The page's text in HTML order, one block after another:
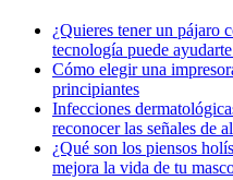
¿Quieres tener un pájaro
tecnología puede
Cómo elegir una
principiantes
Infecciones
reconocer las señales de
¿Qué son los piensos
mejora la vida de tu